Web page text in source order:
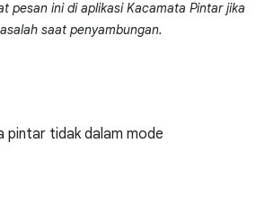
pesan ini di aplikasi Kacamata Pintar jika
saat penyambungan.
pintar tidak dalam mode